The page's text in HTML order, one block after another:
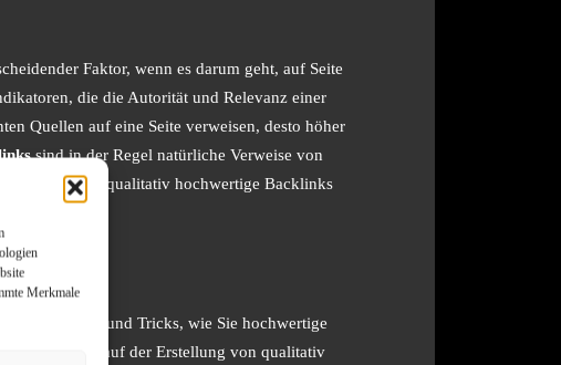
Merkmale
Faktor, wenn es darum geht, auf Seite
die die Autorität und Relevanz einer
Quellen auf eine Seite verweisen, desto höher
sind in der Regel natürliche Verweise von
Um qualitativ hochwertige Backlinks
nützlich sind.
Tipps und Tricks, wie Sie hochwertige
basiert auf der Erstellung von qualitativ